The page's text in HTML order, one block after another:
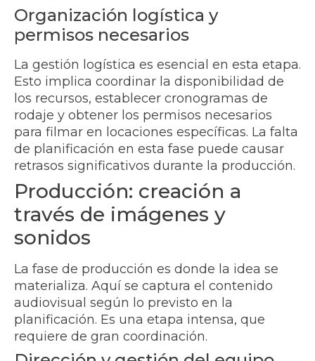
Organización logística y
permisos necesarios
La gestión logística es esencial en esta etapa.
Esto implica coordinar la disponibilidad de
los recursos, establecer cronogramas de
rodaje y obtener los permisos necesarios
para filmar en locaciones específicas. La falta
de planificación en esta fase puede causar
retrasos significativos durante la producción.
Producción: creación a
través de imágenes y
sonidos
La fase de producción es donde la idea se
materializa. Aquí se captura el contenido
audiovisual según lo previsto en la
planificación. Es una etapa intensa, que
requiere de gran coordinación.